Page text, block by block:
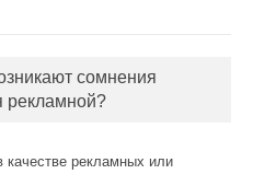
сомнения
рекламной?
качестве рекламных или